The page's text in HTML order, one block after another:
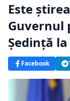
Este
Guvernul
Ședință
Facebook